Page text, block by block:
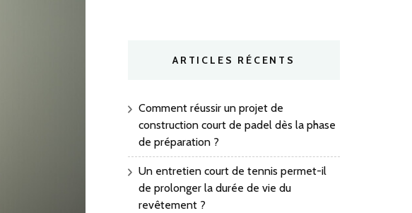
ARTICLES RÉCENTS
Comment réussir un projet de
construction court de padel dès la phase
de préparation ?
Un entretien court de tennis permet-il
de prolonger la durée de vie du
revêtement ?